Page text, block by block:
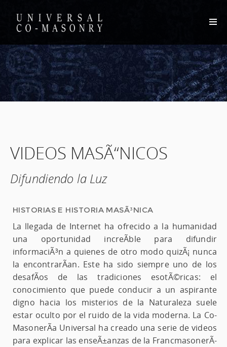
VIDEOS MASÃ“NICOS
Difundiendo la Luz
HISTORIAS E HISTORIA MASÃ³NICA
La llegada de Internet ha ofrecido a la humanidad
una oportunidad increÃ­ble para difundir
informaciÃ³n a quienes de otro modo quizÃ¡ nunca
la encontrarÃ­an. Este ha sido siempre uno de los
desafÃ­os de las tradiciones esotÃ©ricas: el
conocimiento que puede conducir a un aspirante
digno hacia los misterios de la Naturaleza suele
estar oculto por el ruido de la vida moderna. La Co-
MasonerÃ­a Universal ha creado una serie de videos
para explicar las enseÃ±anzas de la FrancmasonerÃ­